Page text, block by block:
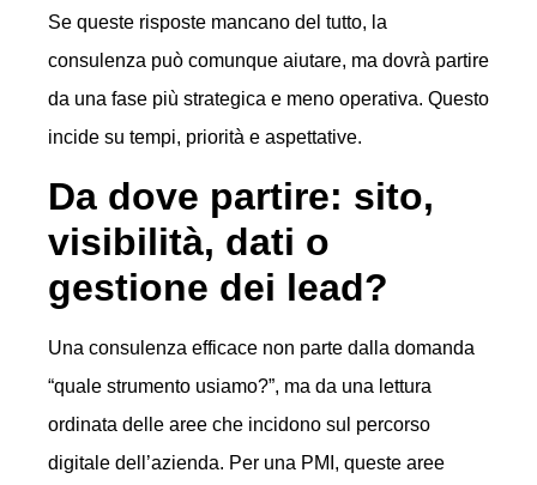
Se queste risposte mancano del tutto, la
consulenza può comunque aiutare, ma dovrà partire
da una fase più strategica e meno operativa. Questo
incide su tempi, priorità e aspettative.
Da dove partire: sito,
visibilità, dati o
gestione dei lead?
Una consulenza efficace non parte dalla domanda
“quale strumento usiamo?”, ma da una lettura
ordinata delle aree che incidono sul percorso
digitale dell’azienda. Per una PMI, queste aree